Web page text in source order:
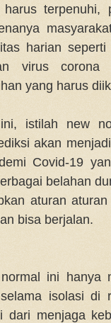
terpenuhi,
harian
virus corona
yang harus
istilah new
akan
Covid-19
belahan
aturan
bisa berjalan.
ini hanya
isolasi di
dari menjaga